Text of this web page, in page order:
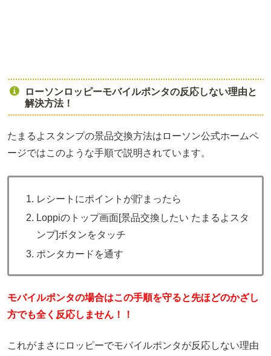
ローソンロッピーモバイルポンタの反応しない理由と
解決方法！
たまるよスタンプの景品交換方法はローソン公式ホームペ
ージではこのような手順で説明されています。
レシートにポイントが貯まったら
Loppiのトップ画面[景品交換したい たまるよスタ
ンプ]ボタンをタッチ
ポンタカードを通す
モバイルポンタの場合はこの手順を守ると先ほどのかざし
方でも全く反応しません！！
これがまさにロッピーでモバイルポンタが反応しない理由